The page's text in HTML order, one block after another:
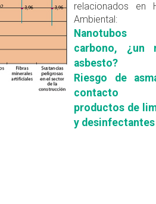
relacionados en
Ambiental:
carbono, ¿un
asbesto?
Riesgo de
contacto
productos de
y desinfectantes